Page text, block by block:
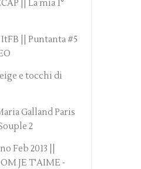
|| La mia 1°
|| Puntanta #5
e tocchi di
Galland Paris
2
Feb 2013 ||
JE T'AIME -